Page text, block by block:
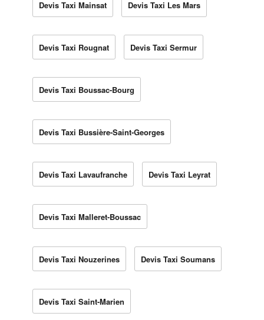
Devis Taxi Mainsat Devis Taxi Les Mars
Devis Taxi Rougnat Devis Taxi Sermur
Devis Taxi Boussac-Bourg
Devis Taxi Bussière-Saint-Georges
Devis Taxi Lavaufranche Devis Taxi Leyrat
Devis Taxi Malleret-Boussac
Devis Taxi Nouzerines Devis Taxi Soumans
Devis Taxi Saint-Marien